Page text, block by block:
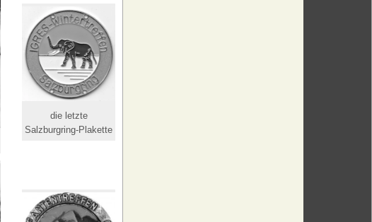
die letzte
Salzburgring-Plakette